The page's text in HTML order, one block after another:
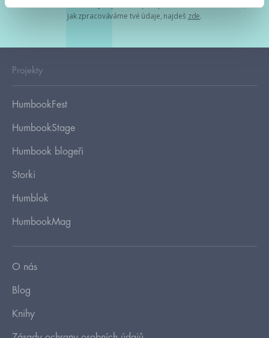
jak zpracováváme tvé údaje, najdeš zde.
Projekty
HumbookFest
HumbookStage
Humbook blogeři
Storki
Humblok
HumbookMag
O nás
Blog
Knihy